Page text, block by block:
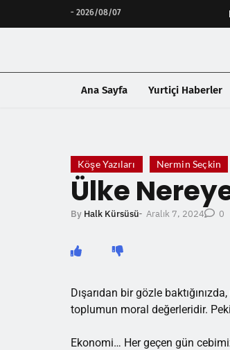
- 2026/08/07
Ana Sayfa Yurtiçi Haberler
Köşe Yazıları Nermin Seçkin
Ülke
By Halk Kürsüsü- Aralık 7, 2024 0
Dışarıdan bir gözle
toplumun moral değerleridir.
Ekonomi… Her geçen gün